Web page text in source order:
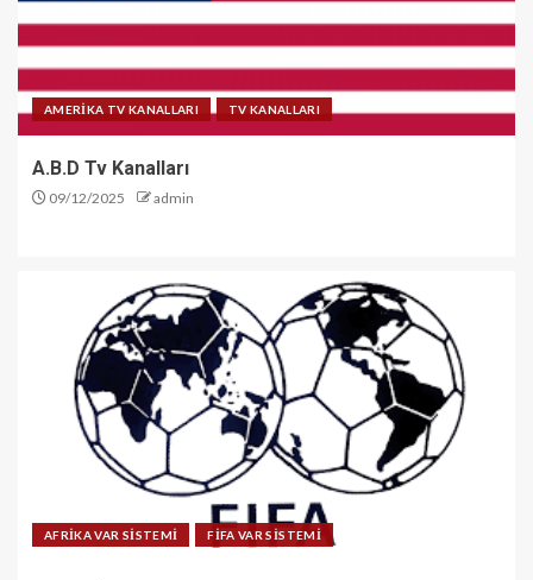
AMERİKA TV KANALLARI TV KANALLARI
A.B.D Tv Kanalları
09/12/2025 admin
AFRİKA VAR SİSTEMİ FİFA VAR SİSTEMİ